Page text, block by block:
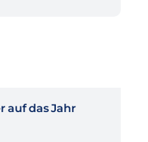
auf das Jahr